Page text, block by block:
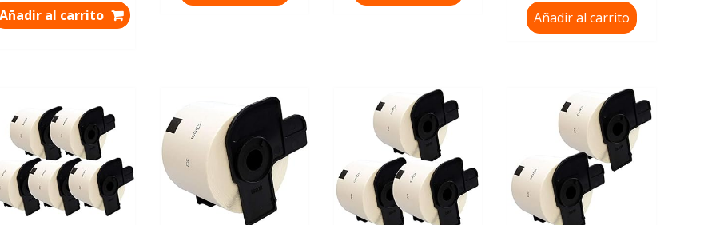
Añadir al carrito Añadir al carrito